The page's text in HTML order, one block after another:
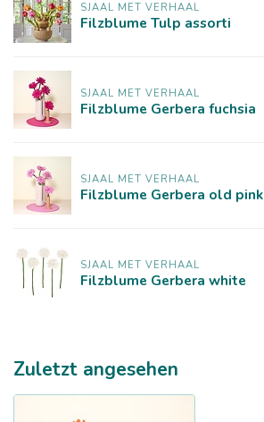
SJAAL MET VERHAAL
Filzblume Tulp assorti
SJAAL MET VERHAAL
Filzblume Gerbera fuchsia
SJAAL MET VERHAAL
Filzblume Gerbera old pink
SJAAL MET VERHAAL
Filzblume Gerbera white
Zuletzt angesehen